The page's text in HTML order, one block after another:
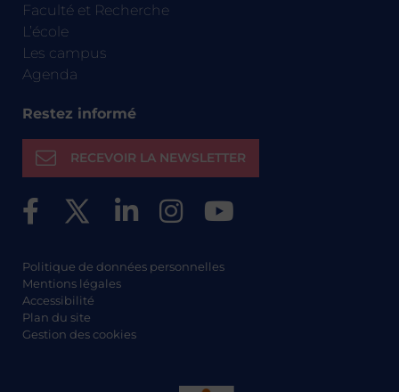
Faculté et Recherche
L’école
Les campus
Agenda
Restez informé
RECEVOIR LA NEWSLETTER
Politique de données personnelles
Mentions légales
Accessibilité
Plan du site
Gestion des cookies